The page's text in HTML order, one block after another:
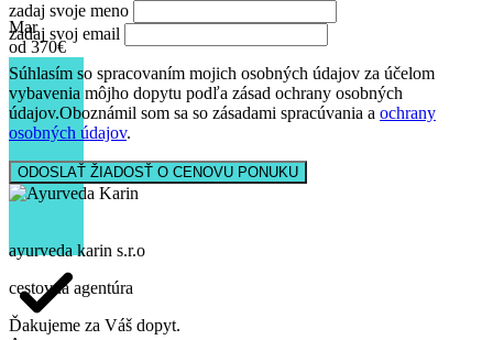
Mar
od 370€
zadaj svoje meno
zadaj svoj email
Súhlasím so spracovaním mojich osobných údajov za účelom
vybavenia môjho dopytu podľa zásad ochrany osobných
údajov.Oboznámil som sa so zásadami spracúvania a ochrany
osobných údajov.
ODOSLAŤ ŽIADOSŤ O CENOVU PONUKU
ayurveda karin s.r.o
cestovná agentúra
Ďakujeme za Váš dopyt.